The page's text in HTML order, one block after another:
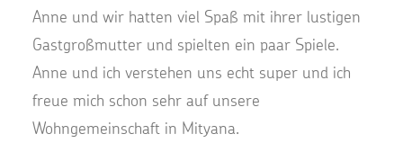
Anne und wir hatten viel Spaß mit ihrer lustigen
Gastgroßmutter und spielten ein paar Spiele.
Anne und ich verstehen uns echt super und ich
freue mich schon sehr auf unsere
Wohngemeinschaft in Mityana.